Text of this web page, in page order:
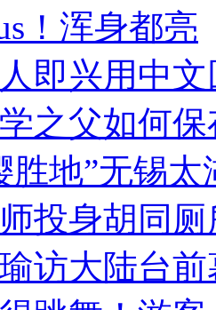
！浑身都亮
即兴用中
之父如何
胜地”无锡
投身胡同
访大陆台